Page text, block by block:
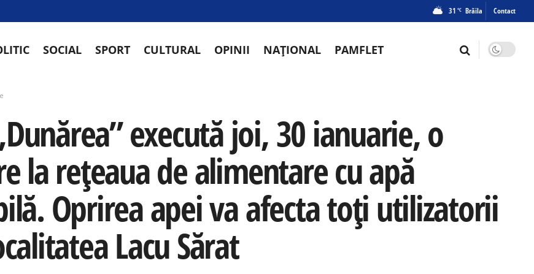
31 °C Brăila Contact
SOCIAL SPORT CULTURAL OPINII NAȚIONAL PAMFLET
execută joi, 30 ianuarie, o
la rețeaua de alimentare cu apă
Oprirea apei va afecta toți utilizatorii
Lacu Sărat